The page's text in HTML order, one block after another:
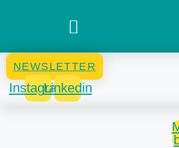
NEWSLETTER
InstagramLinkedin